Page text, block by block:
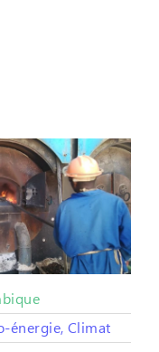
énergie, Climat